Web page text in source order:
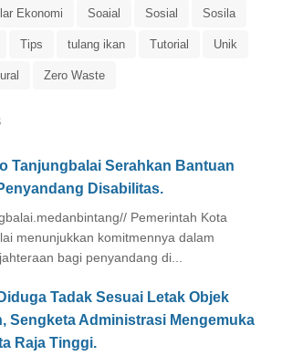
Ekonomi Soaial Sosial Sosila
Tips tulang ikan Tutorial Unik
Zero Waste
Tanjungbalai Serahkan Bantuan
Disabilitas.
Pemerintah Kota
menunjukkan komitmennya dalam
bagi penyandang di...
Tadak Sesuai Letak Objek
Sengketa Administrasi Mengemuka
Raja Tinggi.